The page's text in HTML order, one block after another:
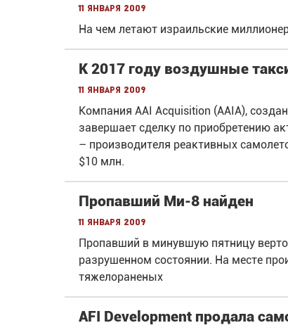
11 января 2009
На чем летают израильские
К 2017 году воздушные
11 января 2009
Компания AAI Acquisition (AAIA),
завершает сделку по приобретению
– производителя реактивных
$10 млн.
Пропавший Ми-8 найден
11 января 2009
Пропавший в минувшую пятницу
разрушенном состоянии. На месте
тяжелораненых
AFI Development продала